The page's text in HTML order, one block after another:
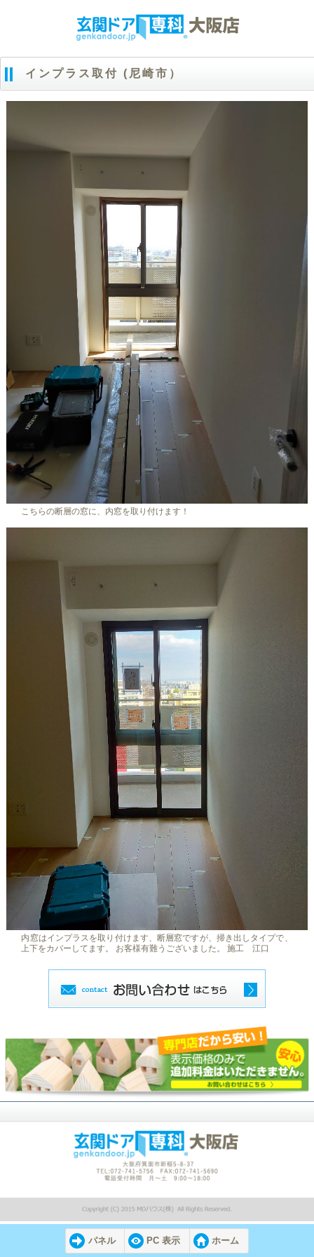
インプラス取付 (尼崎市）
こちらの断層の窓に、内窓を取り付けます！
内窓はインプラスを取り付けます、断層窓ですが、掃き出しタイプで、
上下をカバーしてます。 お客様有難うございました。 施工 江口
パネル PC 表示 ホーム